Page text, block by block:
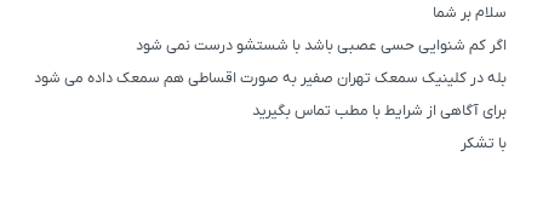
سلام بر شما
اگر کم شنوایی حسی عصبی باشد با شستشو درست نمی شود
بله در کلینیک سمعک تهران صفیر به صورت اقساطی هم سمعک داده می شود
برای آگاهی از شرایط با مطب تماس بگیرید
با تشکر